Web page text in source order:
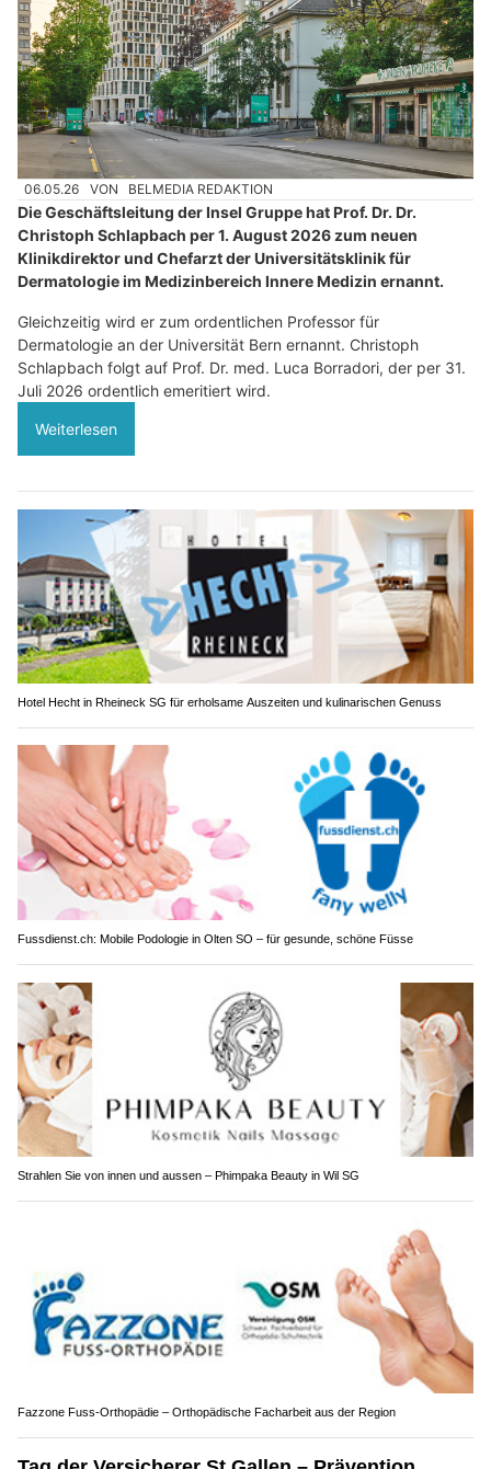
06.05.26 VON BELMEDIA REDAKTION
Die Geschäftsleitung der Insel Gruppe hat Prof. Dr. Dr.
Christoph Schlapbach per 1. August 2026 zum neuen
Klinikdirektor und Chefarzt der Universitätsklinik für
Dermatologie im Medizinbereich Innere Medizin ernannt.
Gleichzeitig wird er zum ordentlichen Professor für
Dermatologie an der Universität Bern ernannt. Christoph
Schlapbach folgt auf Prof. Dr. med. Luca Borradori, der per 31.
Juli 2026 ordentlich emeritiert wird.
Weiterlesen
Hotel Hecht in Rheineck SG für erholsame Auszeiten und kulinarischen Genuss
Fussdienst.ch: Mobile Podologie in Olten SO – für gesunde, schöne Füsse
Strahlen Sie von innen und aussen – Phimpaka Beauty in Wil SG
Fazzone Fuss-Orthopädie – Orthopädische Facharbeit aus der Region